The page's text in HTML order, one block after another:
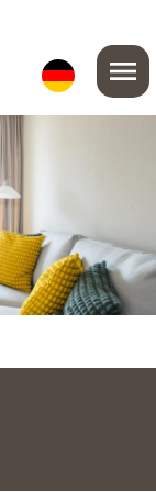
menu